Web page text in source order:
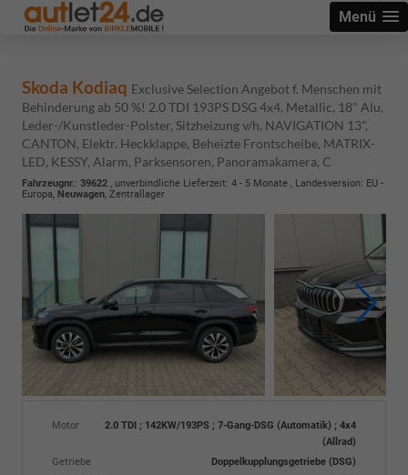
Menü
Skoda Kodiaq Exclusive Selection Angebot f. Menschen mit
Behinderung ab 50 %! 2.0 TDI 193PS DSG 4x4, Metallic, 18" Alu,
Leder-/Kunstleder-Polster, Sitzheizung v/h, NAVIGATION 13",
CANTON, Elektr. Heckklappe, Beheizte Frontscheibe, MATRIX-
LED, KESSY, Alarm, Parksensoren, Panoramakamera, C
Fahrzeugnr.: 39622 , unverbindliche Lieferzeit: 4 - 5 Monate , Landesversion: EU -
Europa, Neuwagen, Zentrallager
Motor
2.0 TDI ; 142KW/193PS ; 7-Gang-DSG (Automatik) ; 4x4
(Allrad)
Getriebe
Doppelkupplungsgetriebe (DSG)